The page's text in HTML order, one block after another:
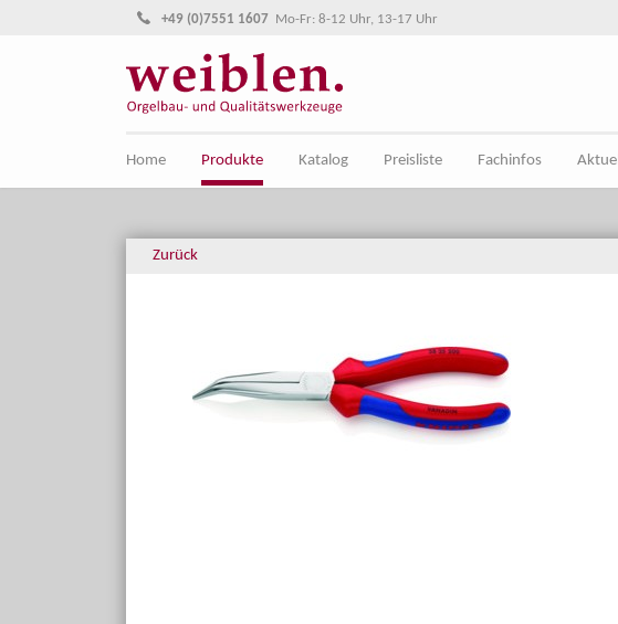
Direkt zur Hauptnavigation springen
Direkt zum Inhalt springen
+49 (0)7551 1607 Mo-Fr: 8-12 Uhr, 13-17 Uhr
Home Produkte Katalog Preisliste Fachinfos
Zurück